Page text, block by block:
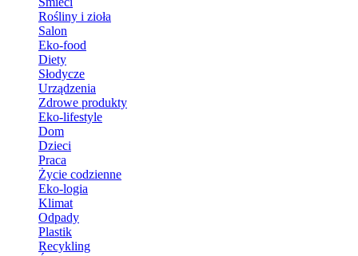
Rośliny i zioła
Salon
Eko-food
Diety
Słodycze
Urządzenia
Zdrowe produkty
Eko-lifestyle
Dom
Dzieci
Praca
Życie codzienne
Eko-logia
Klimat
Odpady
Plastik
Recykling